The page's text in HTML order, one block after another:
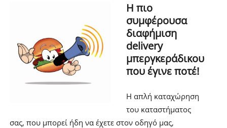
Η πιο
συμφέρουσα
διαφήμιση
delivery
μπεργκεράδικου
που έγινε ποτέ!
Η απλή καταχώρηση
του καταστήματος
σας, που μπορεί ήδη να έχετε στον οδηγό μας,